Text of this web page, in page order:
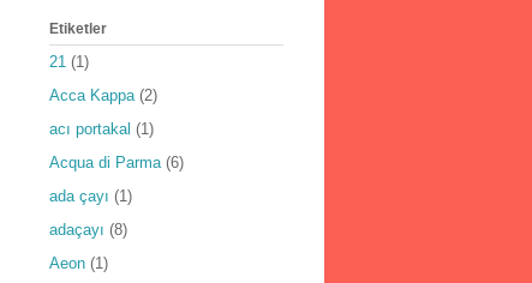
Etiketler
21 (1)
Acca Kappa (2)
acı portakal (1)
Acqua di Parma (6)
ada çayı (1)
adaçayı (8)
Aeon (1)